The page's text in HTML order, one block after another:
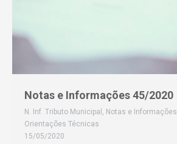
Notas e Informações 45/2020
N. Inf. Tributo Municipal , Notas e Informações
Orientações Técnicas
15/05/2020